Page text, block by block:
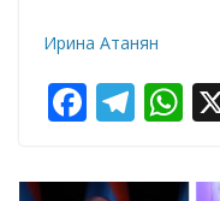
Ирина Атанян
F
e
T
e
W
at